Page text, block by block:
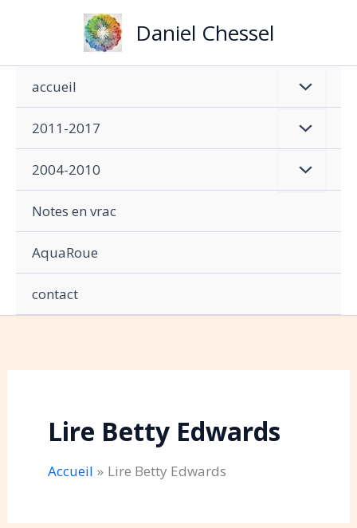
Daniel Chessel
accueil
2011-2017
2004-2010
Notes en vrac
AquaRoue
contact
Lire Betty Edwards
Accueil Lire Betty Edwards